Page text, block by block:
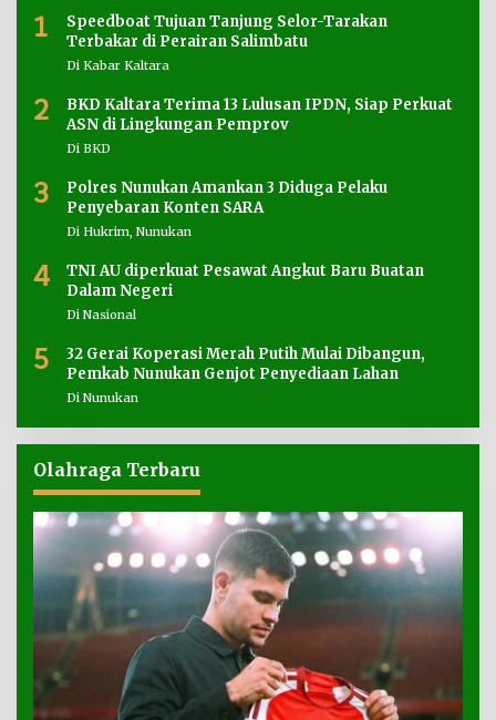
1
Speedboat Tujuan Tanjung Selor-Tarakan
Terbakar di Perairan Salimbatu
Di Kabar Kaltara
2
BKD Kaltara Terima 13 Lulusan IPDN, Siap Perkuat
ASN di Lingkungan Pemprov
Di BKD
3
Polres Nunukan Amankan 3 Diduga Pelaku
Penyebaran Konten SARA
Di Hukrim, Nunukan
4
TNI AU diperkuat Pesawat Angkut Baru Buatan
Dalam Negeri
Di Nasional
5
32 Gerai Koperasi Merah Putih Mulai Dibangun,
Pemkab Nunukan Genjot Penyediaan Lahan
Di Nunukan
Olahraga Terbaru